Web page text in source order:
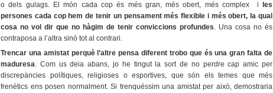
o dels gulags. El món cada cop és més gran, més obert, més complex i les
persones cada cop hem de tenir un pensament més flexible i més obert, la qual
cosa no vol dir que no hàgim de tenir conviccions profundes. Una cosa no és
contraposa a l’altra sinó tot al contrari.
Trencar una amistat perquè l’altre pensa diferent trobo que és una gran falta de
maduresa. Com us deia abans, jo he tingut la sort de no perdre cap amic per
discrepàncies polítiques, religioses o esportives, que són els temes que més
frenètics ens posen normalment. Si trenquéssim una amistat per això, demostraria